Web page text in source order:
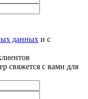
данных и с
свяжется с вами для